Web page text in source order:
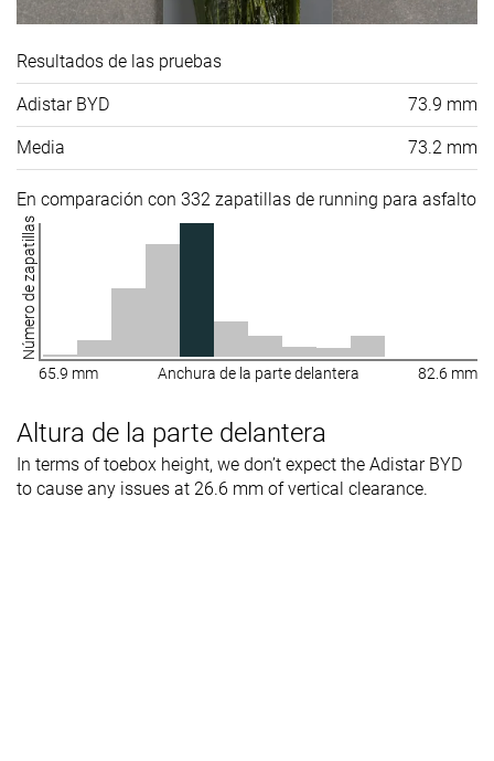
Resultados de las pruebas
Adistar BYD 73.9 mm
Media 73.2 mm
En comparación con 332 zapatillas de running para asfalto
Número de zapatillas
65.9 mm Anchura de la parte delantera 82.6 mm
Altura de la parte delantera
In terms of toebox height, we don’t expect the Adistar BYD
to cause any issues at 26.6 mm of vertical clearance.